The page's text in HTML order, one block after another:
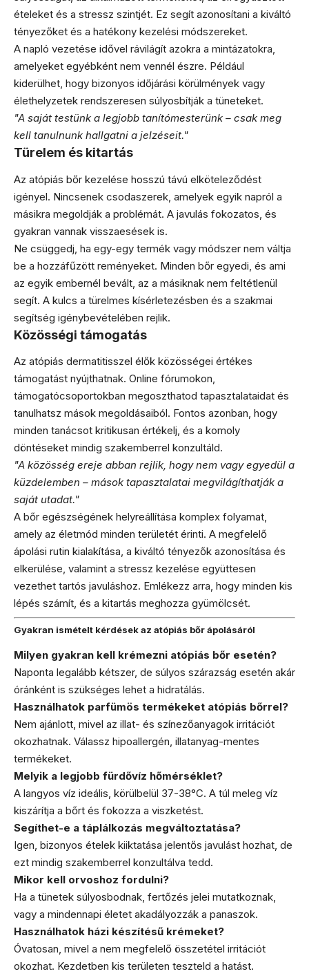
ételeket és a stressz szintjét. Ez segít azonosítani a kiváltó
tényezőket és a hatékony kezelési módszereket.
A napló vezetése idővel rávilágít azokra a mintázatokra,
amelyeket egyébként nem vennél észre. Például
kiderülhet, hogy bizonyos időjárási körülmények vagy
élethelyzetek rendszeresen súlyosbítják a tüneteket.
"A saját testünk a legjobb tanítómesterünk – csak meg
kell tanulnunk hallgatni a jelzéseit."
Türelem és kitartás
Az atópiás bőr kezelése hosszú távú elköteleződést
igényel. Nincsenek csodaszerek, amelyek egyik napról a
másikra megoldják a problémát. A javulás fokozatos, és
gyakran vannak visszaesések is.
Ne csüggedj, ha egy-egy termék vagy módszer nem váltja
be a hozzáfűzött reményeket. Minden bőr egyedi, és ami
az egyik embernél bevált, az a másiknak nem feltétlenül
segít. A kulcs a türelmes kísérletezésben és a szakmai
segítség igénybevételében rejlik.
Közösségi támogatás
Az atópiás dermatitisszel élők közösségei értékes
támogatást nyújthatnak. Online fórumokon,
támogatócsoportokban megoszthatod tapasztalataidat és
tanulhatsz mások megoldásaiból. Fontos azonban, hogy
minden tanácsot kritikusan értékelj, és a komoly
döntéseket mindig szakemberrel konzultáld.
"A közösség ereje abban rejlik, hogy nem vagy egyedül a
küzdelemben – mások tapasztalatai megvilágíthatják a
saját utadat."
A bőr egészségének helyreállítása komplex folyamat,
amely az életmód minden területét érinti. A megfelelő
ápolási rutin kialakítása, a kiváltó tényezők azonosítása és
elkerülése, valamint a stressz kezelése együttesen
vezethet tartós javuláshoz. Emlékezz arra, hogy minden kis
lépés számít, és a kitartás meghozza gyümölcsét.
Gyakran ismételt kérdések az atópiás bőr ápolásáról
Milyen gyakran kell krémezni atópiás bőr esetén?
Naponta legalább kétszer, de súlyos szárazság esetén akár
óránként is szükséges lehet a hidratálás.
Használhatok parfümös termékeket atópiás bőrrel?
Nem ajánlott, mivel az illat- és színezőanyagok irritációt
okozhatnak. Válassz hipoallergén, illatanyag-mentes
termékeket.
Melyik a legjobb fürdővíz hőmérséklet?
A langyos víz ideális, körülbelül 37-38°C. A túl meleg víz
kiszárítja a bőrt és fokozza a viszketést.
Segíthet-e a táplálkozás megváltoztatása?
Igen, bizonyos ételek kiiktatása jelentős javulást hozhat, de
ezt mindig szakemberrel konzultálva tedd.
Mikor kell orvoshoz fordulni?
Ha a tünetek súlyosbodnak, fertőzés jelei mutatkoznak,
vagy a mindennapi életet akadályozzák a panaszok.
Használhatok házi készítésű krémeket?
Óvatosan, mivel a nem megfelelő összetétel irritációt
okozhat. Kezdetben kis területen teszteld a hatást.